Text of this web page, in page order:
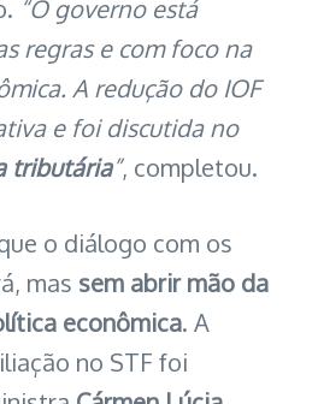
“O governo está
regras e com foco na
A redução do IOF
e foi discutida no
tributária”, completou.
o diálogo com os
mas sem abrir mão da
econômica. A
no STF foi